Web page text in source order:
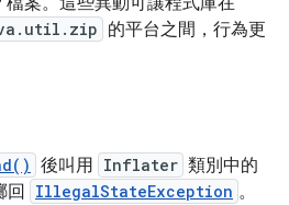
的平台之間，行為更
後叫用 Inflater 類別中的
回
IllegalStateException 。